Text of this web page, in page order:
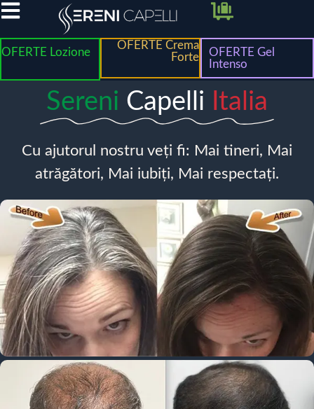
OFERTE Lozione
OFERTE Crema
Forte
OFERTE Gel
Intenso
Sereni Capelli Italia
Cu ajutorul nostru veți fi: Mai tineri, Mai
atrăgători, Mai iubiți, Mai respectați.